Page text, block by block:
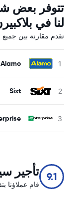
تتوفر بعض
لنا في
نقدم مقارنة بين
Alamo
Sixt
9.1 تأجير
قام عملاؤنا بتقييمنا